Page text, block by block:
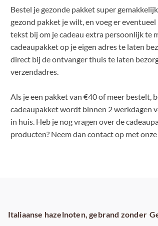
Bestel je gezonde pakket super
gezond pakket je wilt, en voeg er
tekst bij om je cadeau extra persoonlijk te
cadeaupakket op je eigen adres te laten
direct bij de ontvanger thuis te laten
verzendadres.
Als je een pakket van €40 of meer bestelt,
cadeaupakket wordt binnen 2 werkdagen
in huis. Heb je nog vragen over de
producten? Neem dan contact op met
Italiaanse hazelnoten, gebrand zonder